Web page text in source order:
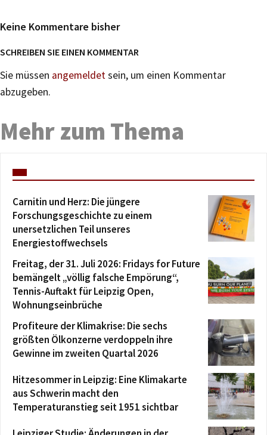
Keine Kommentare bisher
SCHREIBEN SIE EINEN KOMMENTAR
Sie müssen angemeldetsein, um einen Kommentar
abzugeben.
Mehr zum Thema
Carnitin und Herz: Die jüngere
Forschungsgeschichte zu einem
unersetzlichen Teil unseres
Energiestoffwechsels
Freitag, der 31. Juli 2026: Fridays for Future
bemängelt „völlig falsche Empörung“,
Tennis-Auftakt für Leipzig Open,
Wohnungseinbrüche
Profiteure der Klimakrise: Die sechs
größten Ölkonzerne verdoppeln ihre
Gewinne im zweiten Quartal 2026
Hitzesommer in Leipzig: Eine Klimakarte
aus Schwerin macht den
Temperaturanstieg seit 1951 sichtbar